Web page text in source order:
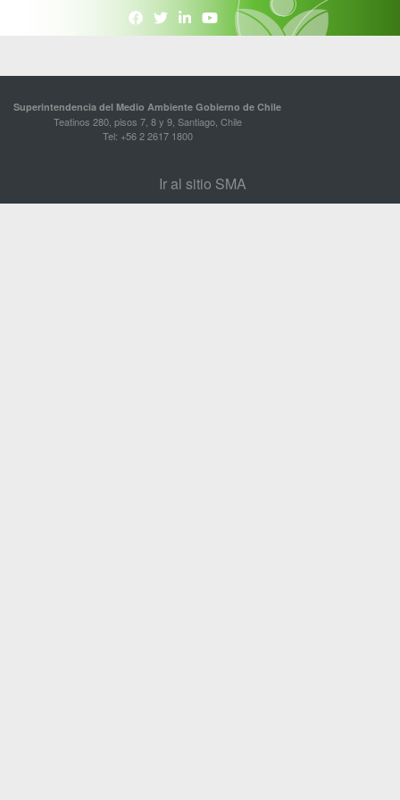
Superintendencia del Medio Ambiente Gobierno de Chile
Teatinos 280, pisos 7, 8 y 9, Santiago, Chile
Tel: +56 2 2617 1800
Ir al sitio SMA